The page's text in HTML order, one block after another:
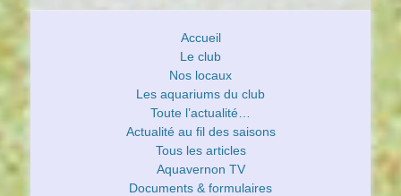
Accueil
Le club
Nos locaux
Les aquariums du club
Toute l’actualité…
Actualité au fil des saisons
Tous les articles
Aquavernon TV
Documents & formulaires